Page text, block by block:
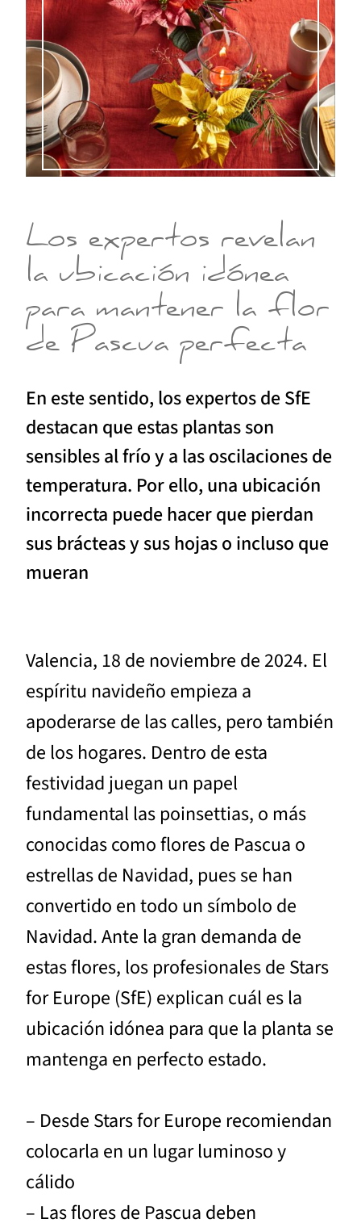
Los expertos revelan
la ubicación idónea
para mantener la flor
de Pascua perfecta
En este sentido, los expertos de SfE
destacan que estas plantas son
sensibles al frío y a las oscilaciones de
temperatura. Por ello, una ubicación
incorrecta puede hacer que pierdan
sus brácteas y sus hojas o incluso que
mueran
Valencia, 18 de noviembre de 2024. El
espíritu navideño empieza a
apoderarse de las calles, pero también
de los hogares. Dentro de esta
festividad juegan un papel
fundamental las poinsettias, o más
conocidas como flores de Pascua o
estrellas de Navidad, pues se han
convertido en todo un símbolo de
Navidad. Ante la gran demanda de
estas flores, los profesionales de Stars
for Europe (SfE) explican cuál es la
ubicación idónea para que la planta se
mantenga en perfecto estado.
– Desde Stars for Europe recomiendan
colocarla en un lugar luminoso y
cálido
– Las flores de Pascua deben